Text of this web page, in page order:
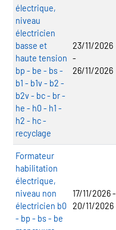
électrique,
niveau
électricien
basse et
haute tension
bp - be - bs -
b1 - b1v - b2 -
b2v - bc - br -
he - h0 - h1 -
h2 - hc -
recyclage
23/11/2026
-
26/11/2026
Formateur
habilitation
électrique,
niveau non
électricien b0
- bp - bs - be
17/11/2026 -
20/11/2026